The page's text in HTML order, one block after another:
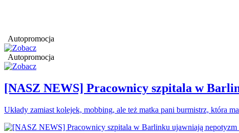
Autopromocja
Autopromocja
[NASZ NEWS] Pracownicy szpitala w
Układy zamiast kolejek, mobbing, ale też matka pani burmistrz, która